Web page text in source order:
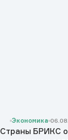
Экономика
Страны БРИКС